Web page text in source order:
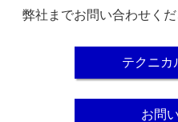
弊社までお問い合わせくだ
テクニカ
お問